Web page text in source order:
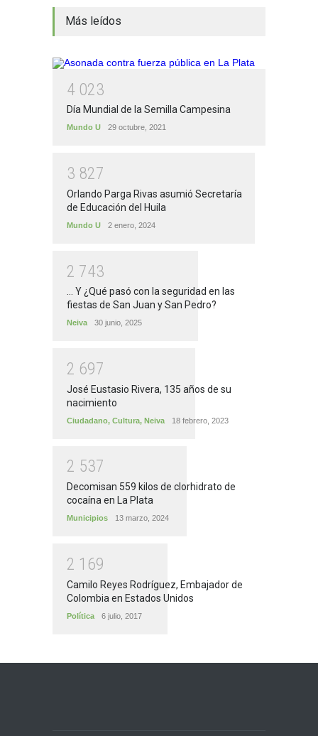
Más leídos
4 023
Día Mundial de la Semilla Campesina
Mundo U 29 octubre, 2021
3 827
Orlando Parga Rivas asumió Secretaría
de Educación del Huila
Mundo U 2 enero, 2024
2 743
... Y ¿Qué pasó con la seguridad en las
fiestas de San Juan y San Pedro?
Neiva 30 junio, 2025
2 697
José Eustasio Rivera, 135 años de su
nacimiento
Ciudadano, Cultura, Neiva 18 febrero, 2023
2 537
Decomisan 559 kilos de clorhidrato de
cocaína en La Plata
Municipios 13 marzo, 2024
2 1 69
Camilo Reyes Rodríguez, Embajador de
Colombia en Estados Unidos
Política 6 julio, 2017